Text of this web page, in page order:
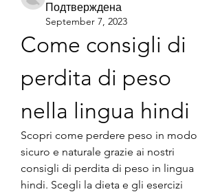
Подтверждена
September 7, 2023
Come consigli di
perdita di peso
nella lingua hindi
Scopri come perdere peso in modo
sicuro e naturale grazie ai nostri
consigli di perdita di peso in lingua
hindi. Scegli la dieta e gli esercizi